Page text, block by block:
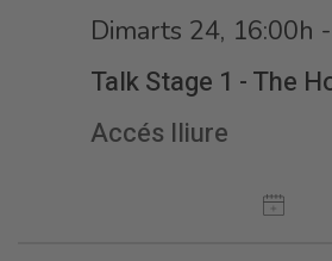
Dimarts 24, 16:00h
Talk Stage 1 - The
Accés lliure